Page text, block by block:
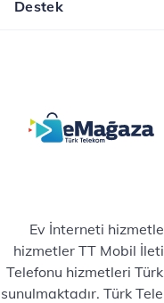
Destek
Ev İnterneti
hizmetler TT Mobil
Telefonu hizmetleri
sunulmaktadır. Türk